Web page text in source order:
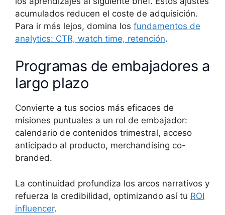
acumulados reducen el coste de adquisición.
Para ir más lejos, domina los fundamentos de
analytics: CTR, watch time, retención.
Programas de embajadores a
largo plazo
Convierte a tus socios más eficaces de
misiones puntuales a un rol de embajador:
calendario de contenidos trimestral, acceso
anticipado al producto, merchandising co-
branded.
La continuidad profundiza los arcos narrativos y
refuerza la credibilidad, optimizando así tu ROI
influencer.